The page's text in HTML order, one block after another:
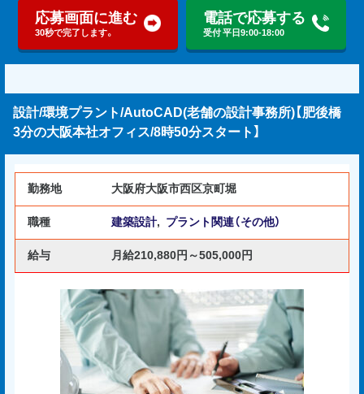
応募画面に進む
30秒で完了します。
電話で応募する
受付 平日9:00-18:00
設計/環境プラント/AutoCAD(老舗の設計事務所)【肥後橋
3分の大阪本社オフィス/8時50分スタート】
勤務地 大阪府大阪市西区京町堀
職種 建築設計, プラント関連（その他）
給与 月給210,880円～505,000円